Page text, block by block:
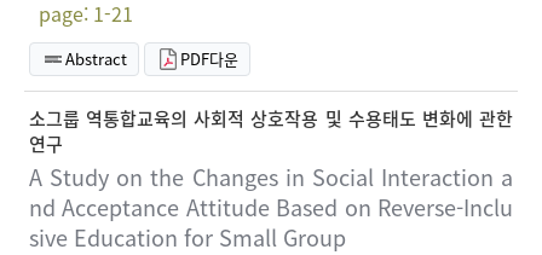
page: 1-21
Abstract PDF다운
소그룹 역통합교육의 사회적 상호작용 및 수용태도 변화에 관한
연구
A Study on the Changes in Social Interaction a
nd Acceptance Attitude Based on Reverse-Inclu
sive Education for Small Group